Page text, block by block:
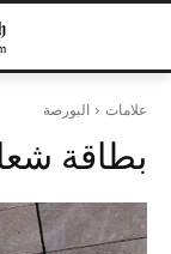
علامات البورصة
بطاقة